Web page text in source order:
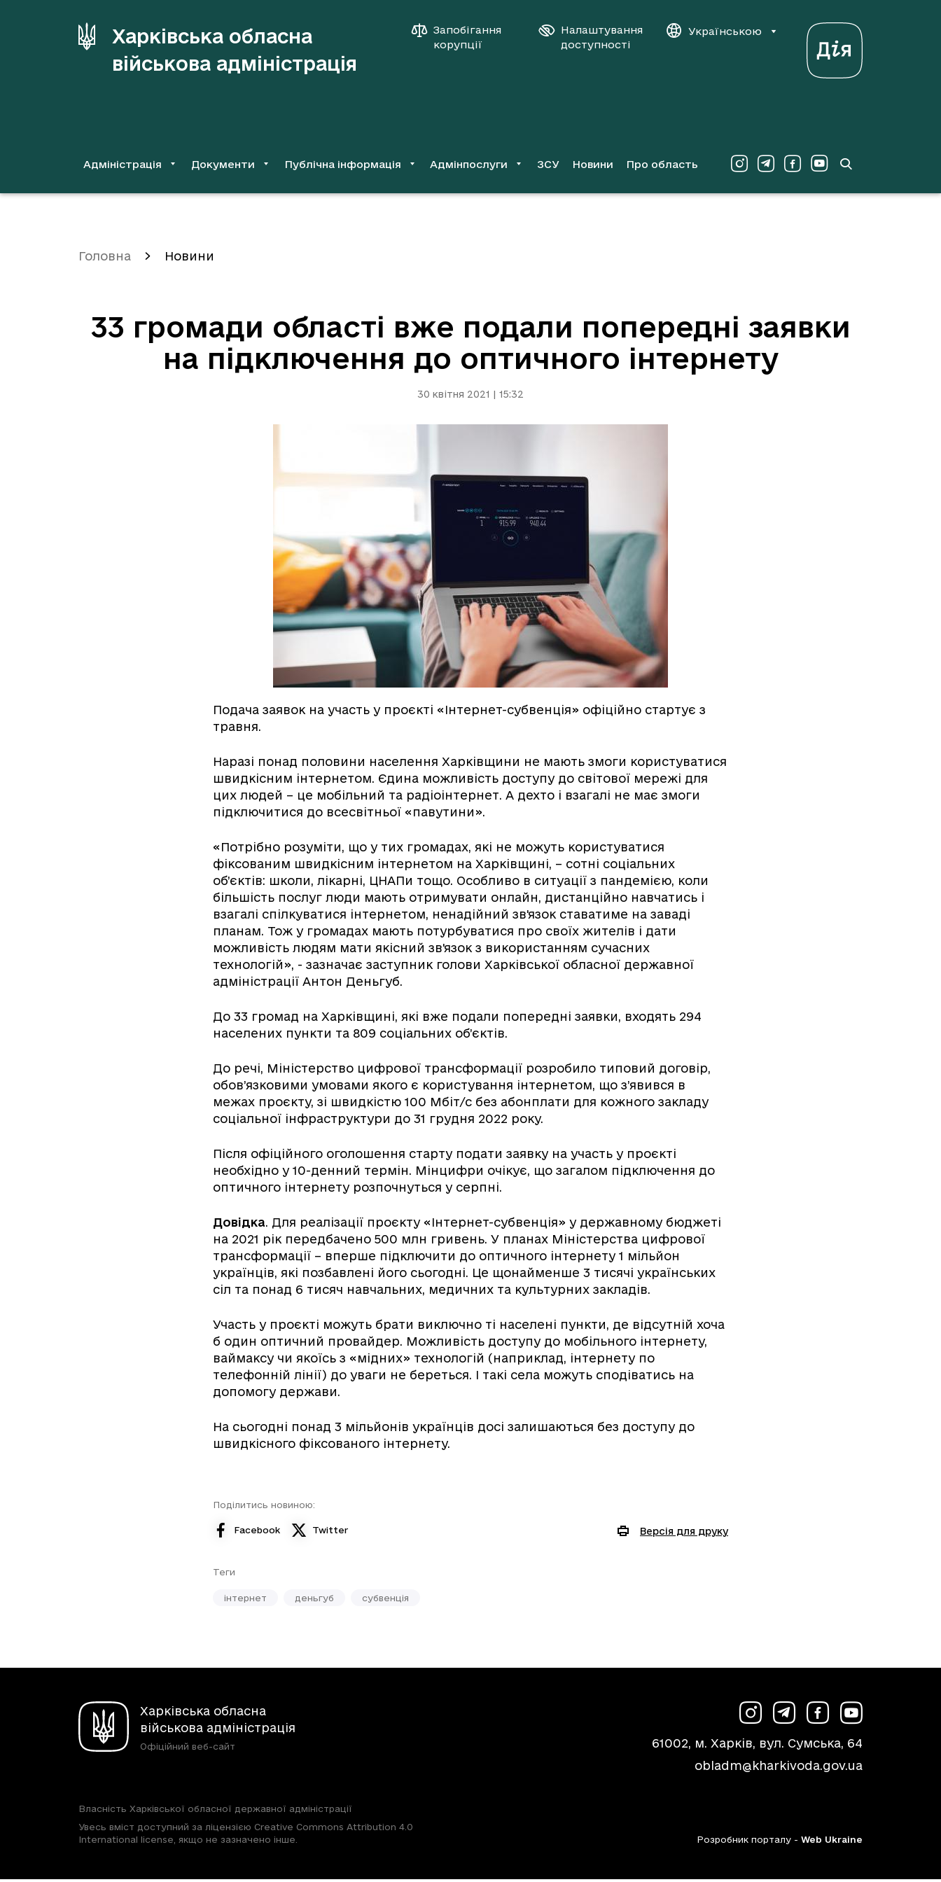
Харківська обласна
військова адміністрація
Запобігання
корупції
Налаштування
доступності
Українською
Адміністрація Документи Публічна інформація Адмінпослуги ЗСУ Новини Про область
Головна Новини
33 громади області вже подали попередні заявки
на підключення до оптичного інтернету
30 квітня 2021 | 15:32
Подача заявок на участь у проєкті «Інтернет-субвенція» офіційно стартує з
травня.
Наразі понад половини населення Харківщини не мають змоги користуватися
швидкісним інтернетом. Єдина можливість доступу до світової мережі для
цих людей – це мобільний та радіоінтернет. А дехто і взагалі не має змоги
підключитися до всесвітньої «павутини».
«Потрібно розуміти, що у тих громадах, які не можуть користуватися
фіксованим швидкісним інтернетом на Харківщині, – сотні соціальних
об’єктів: школи, лікарні, ЦНАПи тощо. Особливо в ситуації з пандемією, коли
більшість послуг люди мають отримувати онлайн, дистанційно навчатись і
взагалі спілкуватися інтернетом, ненадійний зв'язок ставатиме на заваді
планам. Тож у громадах мають потурбуватися про своїх жителів і дати
можливість людям мати якісний зв'язок з використанням сучасних
технологій», - зазначає заступник голови Харківської обласної державної
адміністрації Антон Деньгуб.
До 33 громад на Харківщині, які вже подали попередні заявки, входять 294
населених пункти та 809 соціальних об’єктів.
До речі, Міністерство цифрової трансформації розробило типовий договір,
обов’язковими умовами якого є користування інтернетом, що з’явився в
межах проєкту, зі швидкістю 100 Мбіт/с без абонплати для кожного закладу
соціальної інфраструктури до 31 грудня 2022 року.
Після офіційного оголошення старту подати заявку на участь у проєкті
необхідно у 10-денний термін. Мінцифри очікує, що загалом підключення до
оптичного інтернету розпочнуться у серпні.
Довідка. Для реалізації проєкту «Інтернет-субвенція» у державному бюджеті
на 2021 рік передбачено 500 млн гривень. У планах Міністерства цифрової
трансформації – вперше підключити до оптичного інтернету 1 мільйон
українців, які позбавлені його сьогодні. Це щонайменше 3 тисячі українських
сіл та понад 6 тисяч навчальних, медичних та культурних закладів.
Участь у проєкті можуть брати виключно ті населені пункти, де відсутній хоча
б один оптичний провайдер. Можливість доступу до мобільного інтернету,
ваймаксу чи якоїсь з «мідних» технологій (наприклад, інтернету по
телефонній лінії) до уваги не береться. І такі села можуть сподіватись на
допомогу держави.
На сьогодні понад 3 мільйонів українців досі залишаються без доступу до
швидкісного фіксованого інтернету.
Поділитись новиною:
Facebook Twitter Версія для друку
Теги
інтернет деньгуб субвенція
Харківська обласна
військова адміністрація
Офіційний веб-сайт
61002, м. Харків, вул. Сумська, 64
obladm@kharkivoda.gov.ua
Власність Харківської обласної державної адміністрації
Увесь вміст доступний за ліцензією Creative Commons Attribution 4.0
International license, якщо не зазначено інше.
Розробник порталу - Web Ukraine